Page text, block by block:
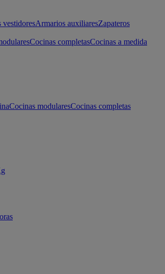
vestidoresArmarios auxiliaresZapateros
Cocinas completasCocinas a medida
Cocinas modularesCocinas completas